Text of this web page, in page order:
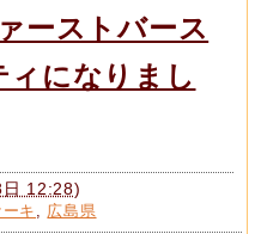
ーストバース
ィになりまし
12:28)
キ 広島県